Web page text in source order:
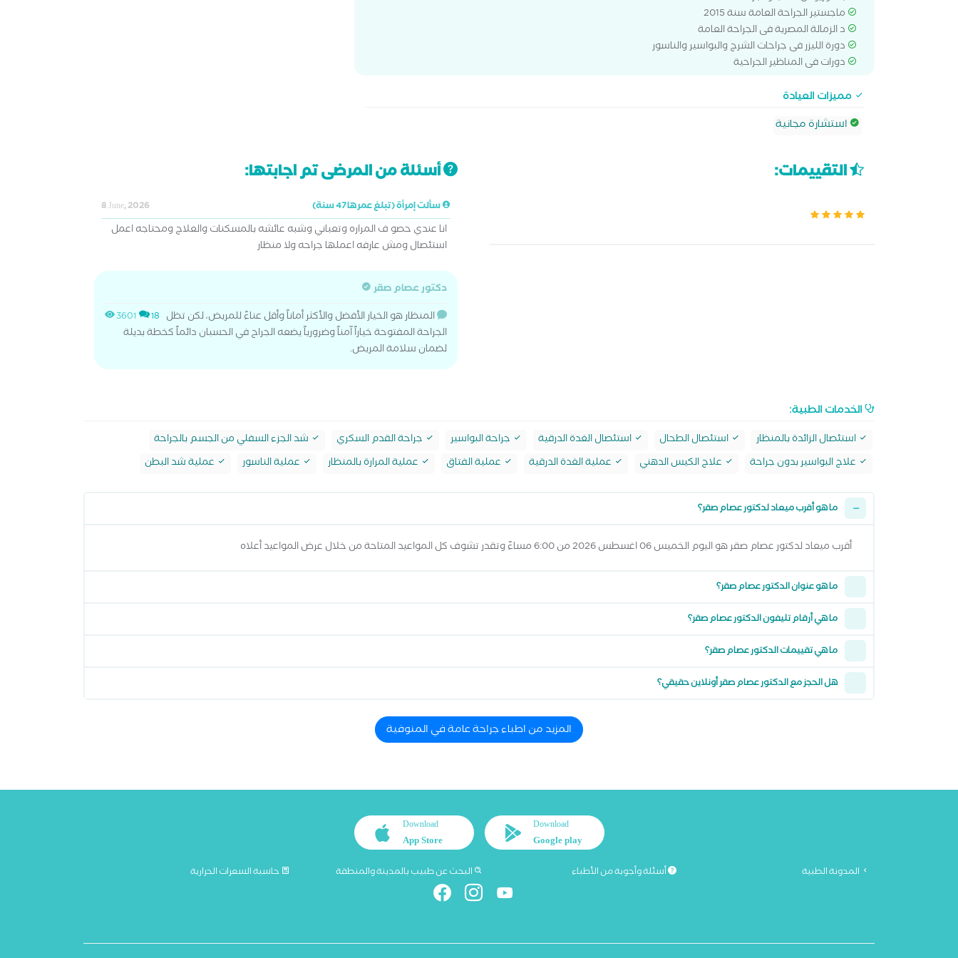
ماجستير الجراحة العامة سنة 2015
د الزمالة المصرية فى الجراحة العامة
دورة الليزر فى جراحات الشرج والبواسير والناسور
دورات فى المناظير الجراحية
مميزات العيادة
استشارة مجانية
التقييمات: أسئلة من المرضى تم اجابتها:
سألت إمرأة (تبلغ عمرها 47 سنة) 8 June, 2026
انا عندي حصو ف المراره وتعباني وشبه عائشه بالمسكنات والعلاج ومحتاجه اعمل
استئصال ومش عارفه اعملها جراحه ولا منظار
دكتور عصام صقر
3601 18 المنظار هو الخيار الأفضل والأكثر أماناً وأقل عناءً للمريض، لكن تظل
الجراحة المفتوحة خياراً آمناً وضرورياً يضعه الجراح في الحسبان دائماً كخطة بديلة
لضمان سلامة المريض.
الخدمات الطبية:
استئصال الزائدة بالمنظار استئصال الطحال استئصال الغدة الدرقية جراحة البواسير جراحة القدم السكري
شد الجزء السفلي من الجسم بالجراحة
علاج البواسير بدون جراحة
علاج الكيس الدهني عملية الغدة الدرقية عملية الفتاق عملية المرارة بالمنظار عملية الناسور عملية شد البطن
ما هو أقرب ميعاد لدكتور عصام صقر؟
أقرب ميعاد لدكتور عصام صقر هو اليوم الخميس 06 اغسطس 2026 من 6:00 مساءً وتقدر تشوف كل المواعيد المتاحة من خلال عرض المواعيد أعلاه
ما هو عنوان الدكتور عصام صقر؟
ما هي أرقام تليفون الدكتور عصام صقر؟
ما هي تقييمات الدكتور عصام صقر؟
هل الحجز مع الدكتور عصام صقر أونلاين حقيقي؟
المزيد من اطباء جراحة عامة في المنوفية
Download
Google play
Download
App Store
المدونة الطبية أسئلة وأجوبة من الأطباء البحث عن طبيب بالمدينة والمنطقة حاسبة السعرات الحرارية